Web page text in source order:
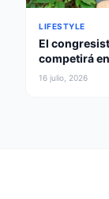
LIFESTYLE
El
competirá
intenso
16 julio, 2026